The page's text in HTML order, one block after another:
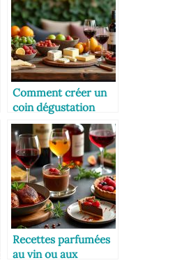
Comment créer un
coin dégustation
original
Recettes parfumées
au vin ou aux